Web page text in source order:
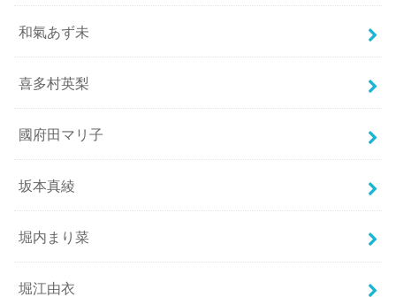
和氣あず未
喜多村英梨
國府田マリ子
坂本真綾
堀内まり菜
堀江由衣